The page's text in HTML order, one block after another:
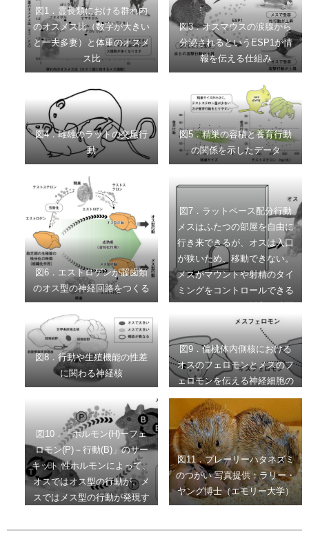
図1．霊長類における群れ内
のオスメス比（数字が大きい
と一夫多妻）と体重のオスメ
ス比
図3．オスマウスの涙腺から
分泌されるというESP1が情
報を伝える仕組み
図4．雌雄のラットの交尾行
動
図5．精巣の容積と養育行動
の関係を示したデータ
図6．エストロゲンが齧歯類
のオス型の神経回路をつくる
図7．ラットペース配分行動
メスはふたつの部屋を自由に
行き来できるが、オスは入口
が狭いため、移動できない。
メスがマウントや射精のタイ
ミングをコントロールできる
が長くなり、射精に至るまで
の挿入回数も増える。
図8．行動や生殖機能の性差
に関わる神経核
図9．偏桃体内側核における
オスのフェロモンとメスのフ
ェロモンを伝える神経細胞の
分布。異なる細胞がそれぞれ
オスとメスで役割を担ってい
る。
図10．「ホルモン(H)ーフェ
ロモン(P)－行動(B)」のサー
キット 性ホルモンによって、
オスではオス型の行動が、メ
スではメス型の行動が発現す
は相手からの性シグナルとし
図11．プレーリーハタネズミ
のつがい 写真提供：ラリー・
ヤング博士（エモリー大学）